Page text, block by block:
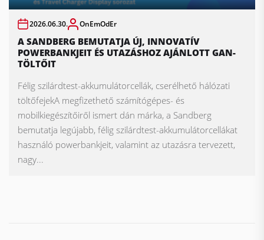
2026.06.30. OnEmOdEr
A SANDBERG BEMUTATJA ÚJ, INNOVATÍV
POWERBANKJEIT ÉS UTAZÁSHOZ AJÁNLOTT GAN-
TÖLTŐIT
Félig szilárdtest-akkumulátorcellák, cserélhető hálózati
töltőfejekA megfizethető számítógépes- és
mobilkiegészítőiről ismert dán márka, a Sandberg
bemutatja legújabb, félig szilárdtest-akkumulátorcellákat
használó powerbankjeit, valamint az utazásra tervezett,
nagy...